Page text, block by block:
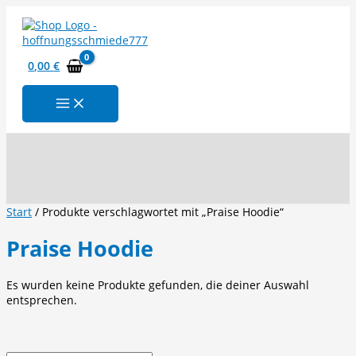
Inhalt
springen
0,00€
Start / Produkte verschlagwortet mit „Praise Hoodie“
Praise Hoodie
Es wurden keine Produkte gefunden, die deiner Auswahl
entsprechen.